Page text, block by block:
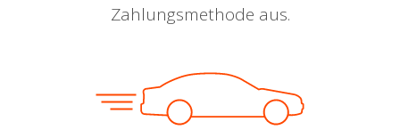
Zahlungsmethode aus.